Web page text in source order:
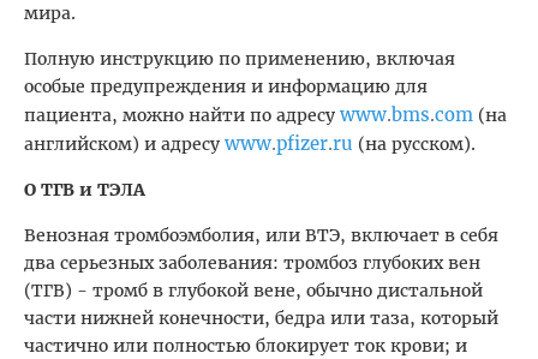
мира.
Полную инструкцию по применению, включая
особые предупреждения и информацию для
пациента, можно найти по адресу www.bms.com (на
английском) и адресу www.pfizer.ru (на русском).
О ТГВ и ТЭЛА
Венозная тромбоэмболия, или ВТЭ, включает в себя
два серьезных заболевания: тромбоз глубоких вен
(ТГВ) - тромб в глубокой вене, обычно дистальной
части нижней конечности, бедра или таза, который
частично или полностью блокирует ток крови; и